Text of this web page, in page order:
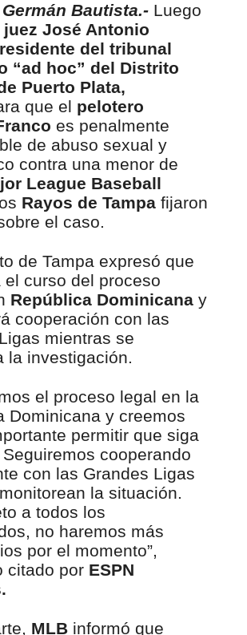
Bautista.- Luego
juez José Antonio
del tribunal
“ad hoc” del Distrito
Puerto Plata,
que el pelotero
es penalmente
de abuso sexual y
contra una menor de
League Baseball
Rayos de Tampa fijaron
el caso.
de Tampa expresó que
el curso del proceso
República Dominicana y
cooperación con las
mientras se
la investigación.
el proceso legal en la
Dominicana y creemos
permitir que siga
cooperando
con las Grandes Ligas
la situación.
a todos los
no haremos más
por el momento”,
citado por ESPN
MLB informó que